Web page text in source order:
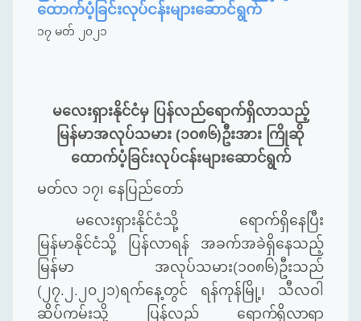
ထောက်ပံ့ခြင်းလုပ်ငန်းများဆောင်ရွက်
၁၇ မတ် ၂၀၂၁
မလေးရှားနိုင်ငံမှ ပြန်လည်ရောက်ရှိလာသည့်
မြန်မာအလုပ်သမား (၁၀၈၆)ဦးအား ကြိုဆို
ထောက်ပံ့ခြင်းလုပ်ငန်းများဆောင်ရွက်
မတ်လ ၁၇၊ နေပြည်တော်
မလေးရှားနိုင်ငံသို့ ရောက်ရှိနေပြီး
မြန်မာနိုင်ငံသို့ ပြန်လာရန် အခက်အခဲရှိနေသည့်
မြန်မာ အလုပ်သမား(၁၀၈၆)ဦးသည်
( ၂၇. ၂. ၂၀၂၁)ရက်နေ့တွင် ရန်ကုန်မြို့၊ သီလဝါ
ဆိပ်ကမ်းသို့ ပြန်လည် ရောက်ရှိလာရာ